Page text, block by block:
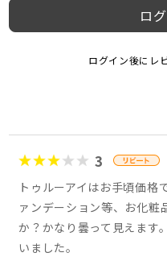
ロ
ログイン後にレ
3
トゥルーアイはお手頃価格
ァンデーション等、お化粧
か？かなり曇って見えます
いました。